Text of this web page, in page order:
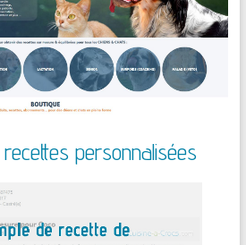
personnalisées